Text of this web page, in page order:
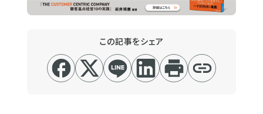
この記事をシェア